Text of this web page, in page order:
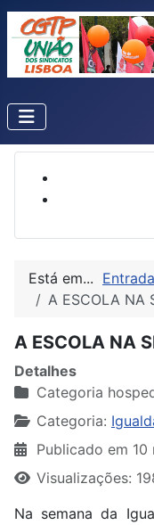
Está em... Entrada
A ESCOLA NA
A ESCOLA NA
Detalhes
Categoria
Categoria:
Publicado em 10
Visualizações:
Na semana da